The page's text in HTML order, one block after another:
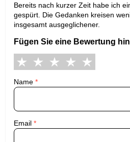
Bereits nach kurzer Zeit habe ich
gespürt. Die Gedanken kreisen
insgesamt ausgeglichener.
Fügen Sie eine Bewertung
Name *
Email *